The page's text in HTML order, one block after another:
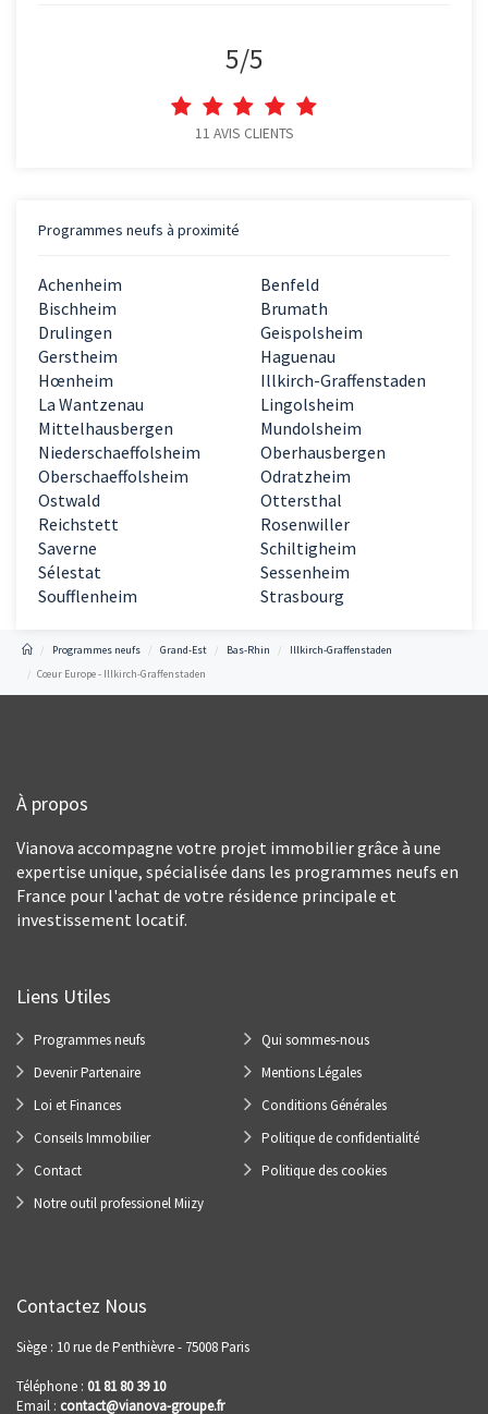
5/5
11 AVIS CLIENTS
Programmes neufs à proximité
Achenheim
Benfeld
Bischheim
Brumath
Drulingen
Geispolsheim
Gerstheim
Haguenau
Hœnheim
Illkirch-Graffenstaden
La Wantzenau
Lingolsheim
Mittelhausbergen
Mundolsheim
Niederschaeffolsheim
Oberhausbergen
Oberschaeffolsheim
Odratzheim
Ostwald
Ottersthal
Reichstett
Rosenwiller
Saverne
Schiltigheim
Sélestat
Sessenheim
Soufflenheim
Strasbourg
Programmes neufs Grand-Est Bas-Rhin
Illkirch-Graffenstaden
Cœur Europe - Illkirch-Graffenstaden
À propos
Vianova accompagne votre projet immobilier grâce à une
expertise unique, spécialisée dans les programmes neufs en
France pour l'achat de votre résidence principale et
investissement locatif.
Liens Utiles
Programmes neufs
Devenir Partenaire
Loi et Finances
Conseils Immobilier
Contact
Notre outil professionel Miizy
Qui sommes-nous
Mentions Légales
Conditions Générales
Politique de confidentialité
Politique des cookies
Contactez Nous
Siège : 10 rue de Penthièvre - 75008 Paris
Téléphone : 01 81 80 39 10
Email : contact@vianova-groupe.fr